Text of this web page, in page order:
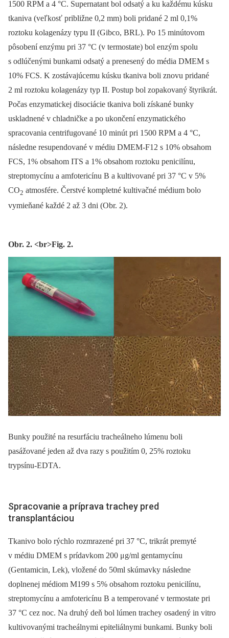
1500 RPM a 4 °C. Supernatant bol odsatý a ku každému kúsku
tkaniva (veľkosť približne 0,2 mm) boli pridané 2 ml 0,1%
roztoku kolagenázy typu II (Gibco, BRL). Po 15 minútovom
pôsobení enzýmu pri 37 °C (v termostate) bol enzým spolu
s odlúčenými bunkami odsatý a prenesený do média DMEM s
10% FCS. K zostávajúcemu kúsku tkaniva boli znovu pridané
2 ml roztoku kolagenázy typ II. Postup bol zopakovaný štyrikrát.
Počas enzymatickej disociácie tkaniva boli získané bunky
uskladnené v chladničke a po ukončení enzymatického
spracovania centrifugované 10 minút pri 1500 RPM a 4 °C,
následne resupendované v médiu DMEM-F12 s 10% obsahom
FCS, 1% obsahom ITS a 1% obsahom roztoku penicilínu,
streptomycínu a amfotericínu B a kultivované pri 37 °C v 5%
CO2 atmosfére. Čerstvé kompletné kultivačné médium bolo
vymieňané každé 2 až 3 dni (Obr. 2).
Obr. 2. <br>Fig. 2.
Bunky použité na resurfáciu tracheálneho lúmenu boli
pasážované jeden až dva razy s použitím 0, 25% roztoku
trypsínu-EDTA.
Spracovanie a príprava trachey pred
transplantáciou
Tkanivo bolo rýchlo rozmrazené pri 37 °C, trikrát premyté
v médiu DMEM s prídavkom 200 μg/ml gentamycínu
(Gentamicin, Lek), vložené do 50ml skúmavky následne
doplnenej médiom M199 s 5% obsahom roztoku penicilínu,
streptomycínu a amfotericínu B a temperované v termostate pri
37 °C cez noc. Na druhý deň bol lúmen trachey osadený in vitro
kultivovanými tracheálnymi epiteliálnymi bunkami. Bunky boli